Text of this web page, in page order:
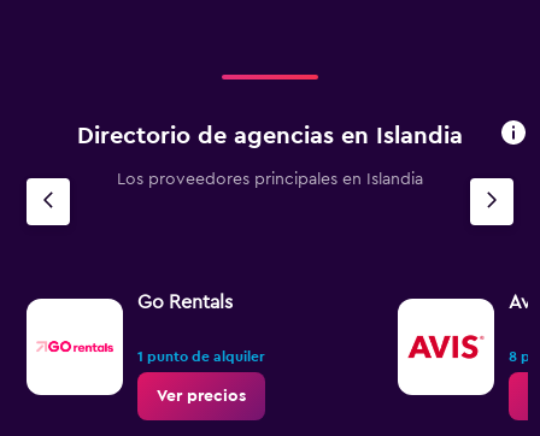
Directorio de agencias en Islandia
Los proveedores principales en Islandia
Go Rentals
1 punto de alquiler
Ver precios
8